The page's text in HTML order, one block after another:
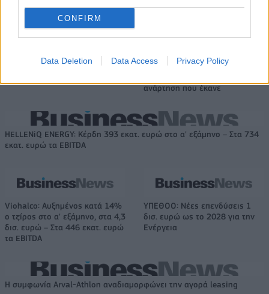
CONFIRM
Data Deletion Data Access Privacy Policy
Το FIAT 500 Hybrid τώρα από 18.990 ευρώ
Ουκρανία: Με Μίχαϊλιουκ και
Λεν κόντρα στην Ελλάδα
Πάρκερ: «Όνειρό μου να
κατακτήσω το ΝΒΑ Europe με τη
ανάρτηση που έκανε
HELLENiQ ENERGY: Κέρδη 393 εκατ. ευρώ στο α' εξάμηνο – Στα 734
εκατ. ευρώ τα EBITDA
Viohalco: Αυξημένος κατά 14%
ο τζίρος στο α' εξάμηνο, στα 4,3
δισ. ευρώ – Στα 446 εκατ. ευρώ
τα EBITDA
ΥΠΕΘΟΟ: Νέες επενδύσεις 1
δισ. ευρώ ως το 2028 για την
Ενέργεια
Η συμφωνία Arval-Athlon αναδιαμορφώνει την αγορά leasing